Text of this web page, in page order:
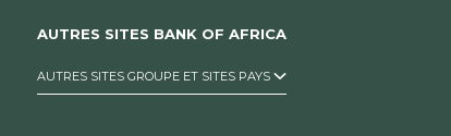
AUTRES SITES BANK OF AFRICA
AUTRES SITES GROUPE ET SITES PAYS